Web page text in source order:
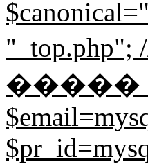
$canonical="
�����